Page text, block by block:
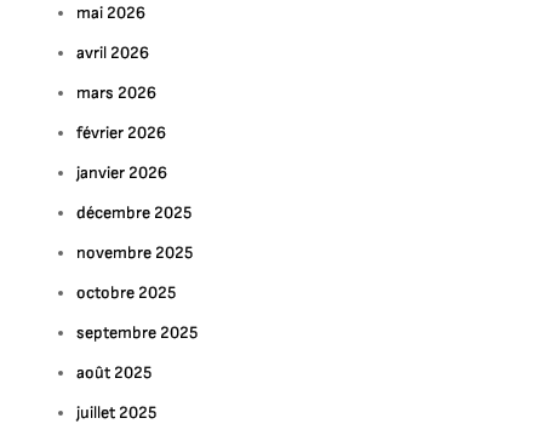
mai 2026
avril 2026
mars 2026
février 2026
janvier 2026
décembre 2025
novembre 2025
octobre 2025
septembre 2025
août 2025
juillet 2025